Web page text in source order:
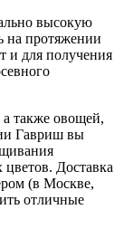
высокую
на протяжении
и для получения
а также овощей,
Гавриш вы
Доставка
(в Москве,
отличные